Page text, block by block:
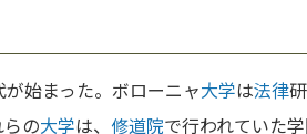
始まった。ボローニャ大学は法律
の大学は、 修道院で行われていた